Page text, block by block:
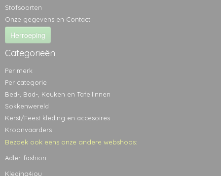
Stofsoorten
Onze gegevens en Contact
Herroeping
Categorieën
Per merk
Per categorie
Bed-, Bad-, Keuken en Tafellinnen
Sokkenwereld
Kerst/Feest kleding en accesoires
Kroonvaarders
Bezoek ook eens onze andere webshops:
Adler-fashion
Kleding4jou